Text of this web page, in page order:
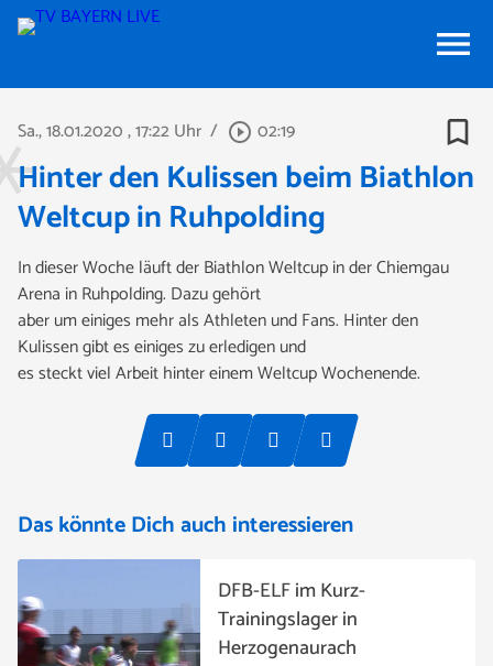
menu
Sa., 18.01.2020, 17:22 Uhr / play_circle_outline 02:19 bookmark_border
Hinter den Kulissen beim Biathlon
Weltcup in Ruhpolding
In dieser Woche läuft der Biathlon Weltcup in der Chiemgau
Arena in Ruhpolding. Dazu gehört
aber um einiges mehr als Athleten und Fans. Hinter den
Kulissen gibt es einiges zu erledigen und
es steckt viel Arbeit hinter einem Weltcup Wochenende.
Das könnte Dich auch interessieren
DFB-ELF im Kurz-
Trainingslager in
Herzogenaurach